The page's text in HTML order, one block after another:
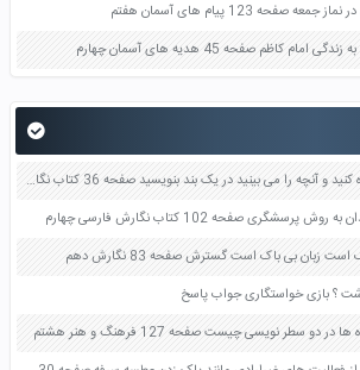
123 پیام های آسمان هفتم
کاظم صفحه 45 هدیه های آسمان چهارم
از پنجره کلاس به بیرون نگاه کنید و آنچه را می بینید در یک بند بنویسید صفحه 36 کتاب نگارش فارسی ششم
صفحه 102 کتاب نگارش فارسی چهارم
زبان بی باک است گسترش صفحه 83 نگارش دهم
؟ بازی خواستگاری جواب پاسخ
سطر نویسی چیست صفحه 127 فرهنگ و هنر هشتم